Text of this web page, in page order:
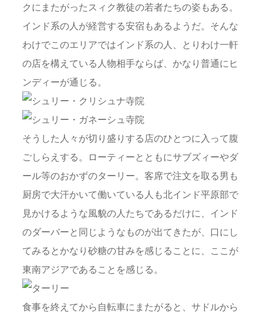
クにまたがったスィク教徒の若者たちの姿もある。
インド系の人が経営する安宿もあるようだ。そんな
わけでこのエリアではインド系の人、とりわけ一軒
の店を構えている人物相手ならば、かなり普通にヒ
ンディーが通じる。
そうした人々が切り盛りする店のひとつに入って腹
ごしらえする。ローティーとともにサブズィーやダ
ール等のおかずのターリー。客席で注文を取る男も
厨房で大汗かいて働いている人も北インド平原部で
見かけるような風貌の人たちであるだけに、インド
のダーバーと同じようなものが出てきたが、口にし
てみるとかなり砂糖の甘みを感じることに、ここが
東南アジアであることを感じる。
食事を終えてから自転車にまたがると、サドルから